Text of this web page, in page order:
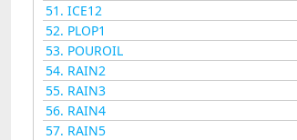
51. ICE12
52. PLOP1
53. POUROIL
54. RAIN2
55. RAIN3
56. RAIN4
57. RAIN5